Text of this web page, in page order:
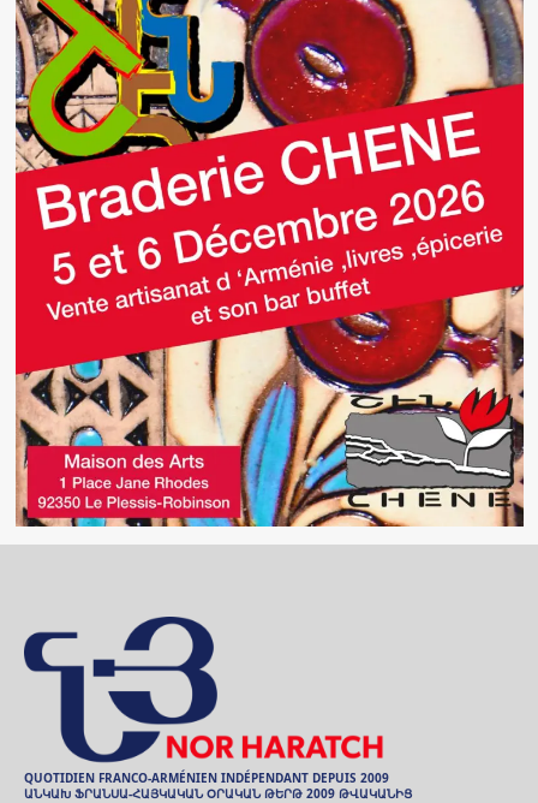
QUOTIDIEN FRANCO-ARMÉNIEN INDÉPENDANT DEPUIS 2009
ԱՆԿԱԽ ՖՐԱՆՍԱ-ՀԱՅԿԱԿԱՆ ՕՐԱԿԱՆ ԹԵՐԹ 2009 ԹՎԱԿԱՆԻՑ